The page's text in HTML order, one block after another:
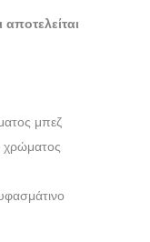
μπεζ
χρώματος